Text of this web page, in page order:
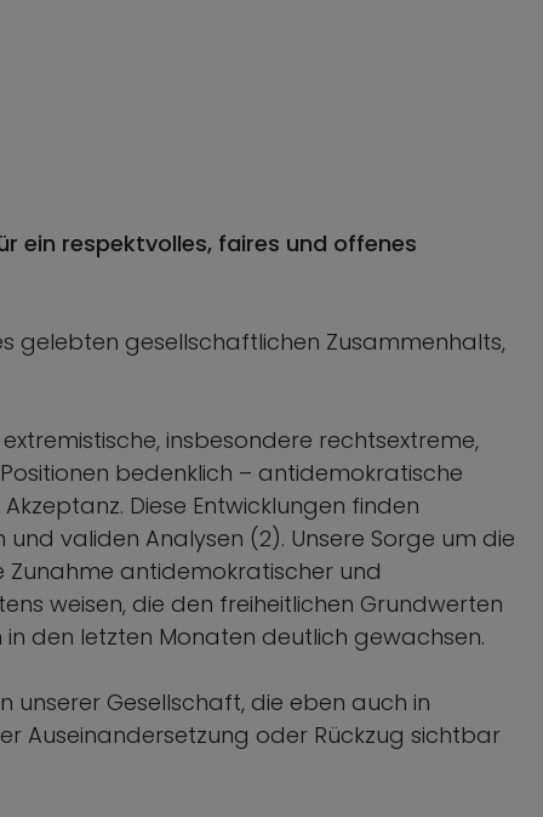
ein respektvolles, faires und offenes
gelebten gesellschaftlichen Zusammenhalts,
insbesondere rechtsextreme,
bedenklich – antidemokratische
Diese Entwicklungen finden
validen Analysen (2). Unsere Sorge um die
Zunahme antidemokratischer und
weisen, die den freiheitlichen Grundwerten
den letzten Monaten deutlich gewachsen.
unserer Gesellschaft, die eben auch in
Auseinandersetzung oder Rückzug sichtbar